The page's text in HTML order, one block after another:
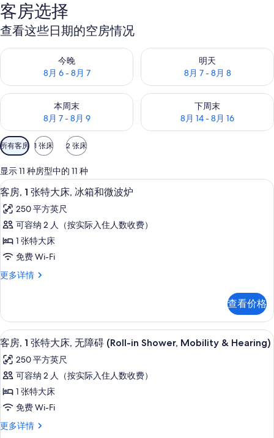
客房选择
查看这些日期的空房情况
今晚
8月 6 - 8月 7
查看今晚的空房情况：8月 6 - 8月 7
明天
8月 7 - 8月 8
查看明天的空房情况：8月 7 -
本周末
8月 7 - 8月 9
查看本周末的空房情况：8月 7 - 8月 9
下周末
8月 14 - 8月 16
查看下周末的空房情况：8月
可
用
的
客
房
筛
选
条
所有客房 1 张床 2 张床
显示 11 种房型中的 11 种
显
示
客
房,
1
张
特
床,
冰
箱
和
微
波
炉
的
50-英寸纯平电视 （配备有线频道）、
5
客房, 1 张特大床, 冰箱和微波炉
250 平方英尺
可容纳 2 人（按实际入住人数收费）
1 张特大床
免费 Wi-Fi
更多详情
客
特
大
床,
箱
和
波
炉
多
查看价格
显
示
客
房,
1
张
特
客房, 1 张特大床, 无障碍 (Roll-in
5
客房, 1 张特大床, 无障碍 (Roll-in Shower, Mobility & Hearing)
250 平方英尺
可容纳 2 人（按实际入住人数收费）
1 张特大床
免费 Wi-Fi
更多详情
客